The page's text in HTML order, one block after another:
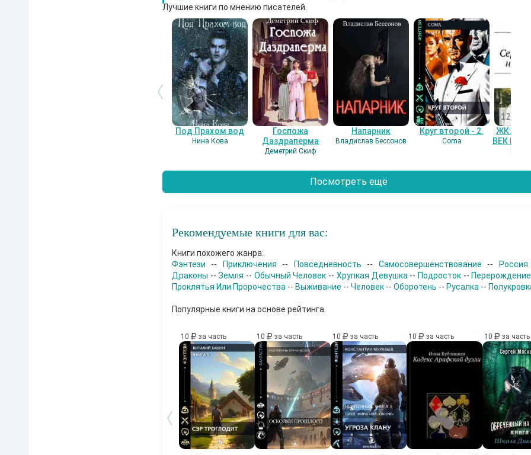
Лучшие книги по мнению писателей.
Под Прахом вод
Нина Кова
Госпожа
Даздраперма
Деметрий Скиф
Напарник
Владислав Бессонов
Круг второй - 2.
Coma
ЖК:
ВЕК
Посмотреть ещё
Рекомендуемые книги для вас:
Книги похожего жанра:
Фэнтези -- Приключения -- Повседневность -- Самосовершенствование -- Россия
Драконы --Земля -- Обычный Человек -- Хрупкая Девушка -- Подросток-- Перерождение
Проклятья Или Пророчества -- Выживание -- Человек -- Оборотень -- Русалка --
Популярные книги на основе рейтинга.
10 за часть 10 за часть 10 за часть 10 за часть 10 за часть